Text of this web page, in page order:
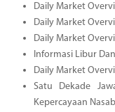
Daily Market
Daily Market
Daily Market
Informasi Libur
Daily Market
Satu Dekade
Kepercayaan